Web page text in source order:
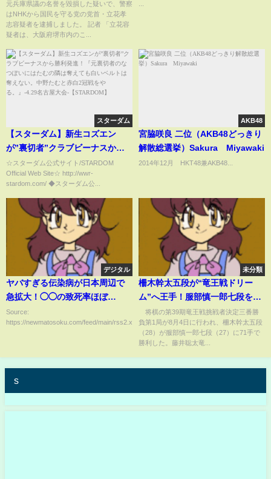
誉毀損疑い 妻が刑事告訴「デ
マで人を貶め死者に鞭打つ行
為」｜TBS NEWS DIG
元兵庫県議の名誉を毀損した疑いで、警察
はNHKから国民を守る党の党首・立花孝
志容疑者を逮捕しました。 記者 「立花容
疑者は、大阪府堺市内のこ...
スターダム
【スターダム】新生コズエン
が”裏切者”クラブビーナスから
勝利発進！『元裏切者のなつぽ
いにはたむの隣は奪えても白い
ベルトは奪えない。中野たむと
赤白2冠戦をやる。』-4.29名古屋
大会-【STARDOM】
☆スターダム公式サイト/STARDOM
Official Web Site☆ http://wwr-
stardom.com/ ◆スターダム公...
AKB48
宮脇咲良 二位（AKB48どっきり
解散総選挙）Sakura Miyawaki
2014年12月 HKT48兼AKB48...
デジタル
ヤバすぎる伝染病が日本周辺で
急拡大！◯◯の致死率ほぼ
100%！
Source:
https://newmatosoku.com/feed/main/rss2.xml...
未分類
柵木幹太五段が“竜王戦ドリー
ム”へ王手！服部慎一郎七段を攻
め倒し快勝 藤井聡太竜王への初
挑戦へ前進/将棋・竜王戦挑決第1
局(ABEMA TIMES)
将棋の第39期竜王戦挑戦者決定三番勝
負第1局が8月4日に行われ、柵木幹太五段
（28）が服部慎一郎七段（27）に71手で
勝利した。藤井聡太竜...
s